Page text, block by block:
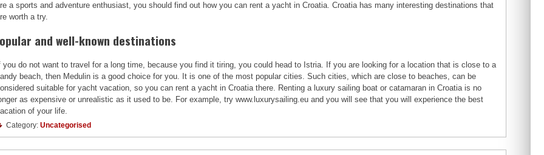
a sports and adventure enthusiast, you should find out how you can rent a yacht in Croatia. Croatia has many interesting destinations that
worth a try.
and well-known destinations
you do not want to travel for a long time, because you find it tiring, you could head to Istria. If you are looking for a location that is close to a
beach, then Medulin is a good choice for you. It is one of the most popular cities. Such cities, which are close to beaches, can be
suitable for yacht vacation, so you can rent a yacht in Croatia there. Renting a luxury sailing boat or catamaran in Croatia is no
as expensive or unrealistic as it used to be. For example, try www.luxurysailing.eu and you will see that you will experience the best
of your life.
Category: Uncategorised